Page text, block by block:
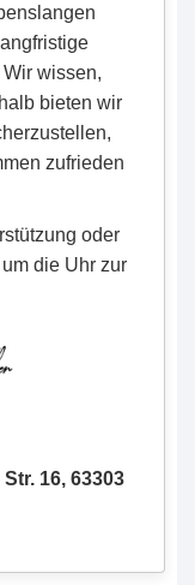
wissen,
bieten wir
zufrieden
oder
die Uhr zur
16, 63303